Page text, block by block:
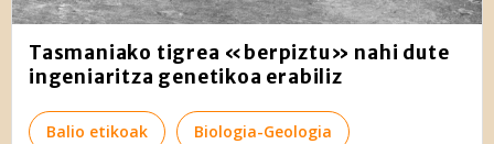
Tasmaniako tigrea «berpiztu» nahi dute
ingeniaritza genetikoa erabiliz
Balio etikoak Biologia-Geologia